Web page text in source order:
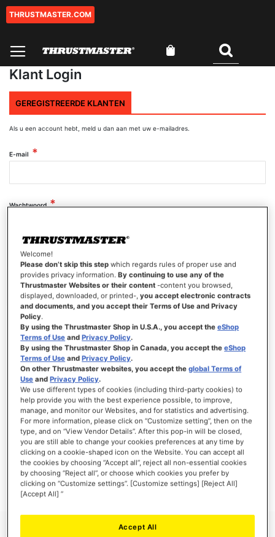
Ga
inhoud
THRUSTMASTER.COM
Klant Login
GEREGISTREERDE KLANTEN
Als u een account hebt, meld u dan aan met uw e-mailadres.
E-mail
Wachtwoord
Wachtwoord tonen
INLOGGEN
Wachtwoord vergeten?
NIEUWE KLANTEN
Het aanmaken van een account heeft vele voordelen: sneller afhandelen, meer dan
één adres registreren, volgen van bestellingen en meer.
ACCOUNT AANMAKEN
Welcome!
Please don’t skip this step which regards rules of proper use and
provides privacy information.By continuing to use any of the
Thrustmaster Websites or their content -content you browsed,
displayed, downloaded, or printed-,you accept electronic contracts
and documents, and you accept their Terms of Use and Privacy
Policy.
By using the Thrustmaster Shop in U.S.A., you accept theeShop
Terms of Use andPrivacy Policy.
By using the Thrustmaster Shop in Canada, you accept theeShop
Terms of Use andPrivacy Policy.
On other Thrustmaster websites, you accept theglobal Terms of
Use andPrivacy Policy.
We use different types of cookies (including third-party cookies) to
help provide you with the best experience possible, to improve,
manage, and monitor our Websites, and for statistics and advertising.
For more information, please click on “Customize setting”, then on the
type, and on “View Vendor Details”. After this pop-in will be closed,
you are still able to change your cookies preferences at any time by
clicking on a cookie-shaped icon on the Website. You can accept all
the cookies by choosing “Accept all”, reject all non-essential cookies
by choosing “Reject all”, or choose which cookies you prefer by
clicking on “Customize settings”. [Customize settings] [Reject All]
[Accept All] ”
Accept All